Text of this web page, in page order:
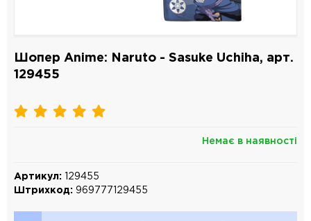
Шопер Anime: Naruto - Sasuke Uchiha, арт.
129455
Немає в наявності
Артикул:
129455
Штрихкод: 969777129455